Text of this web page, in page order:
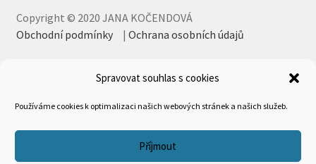
Spravovat souhlas s cookies
Používáme cookies k optimalizaci našich webových stránek a našich služeb.
Příjmout
Copyright © 2020 JANA KOČENDOVÁ
Obchodní podmínky
| Ochrana osobních údajů